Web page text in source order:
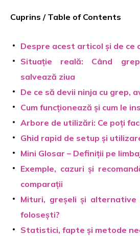
Cuprins / Table of Contents
Despre acest articol și de ce
Situație reală: Când
salvează ziua
De ce să devii ninja cu grep,
Cum funcționează și cum le
Arbore de utilizări: Ce poți
Ghid rapid de setup și
Mini Glosar – Definiții pe
Exemple, cazuri și
comparații
Mituri, greșeli și alternative
folosești?
Statistici, fapte și metode